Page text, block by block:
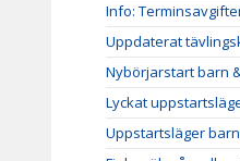
Info:
Uppdaterat
Nybörjarstart barn
Lyckat
Uppstartsläger